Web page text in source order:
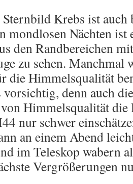
Krebs ist auch
mondlosen Nächten ist
den Randbereichen
zu sehen. Manchmal
die Himmelsqualität
denn auch
Himmelsqualität
nur schwer
an einem Abend
im Teleskop wabern
Vergrößerungen